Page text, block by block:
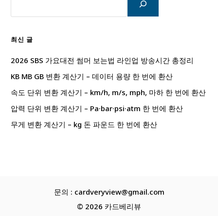
최신 글
2026 SBS 가요대전 썸머 보는법 라인업 방송시간 총정리
KB MB GB 변환 계산기 – 데이터 용량 한 번에 환산
속도 단위 변환 계산기 – km/h, m/s, mph, 마하 한 번에 환산
압력 단위 변환 계산기 – Pa·bar·psi·atm 한 번에 환산
무게 변환 계산기 – kg 돈 파운드 한 번에 환산
문의 : cardveryview@gmail.com
© 2026 카드베리뷰